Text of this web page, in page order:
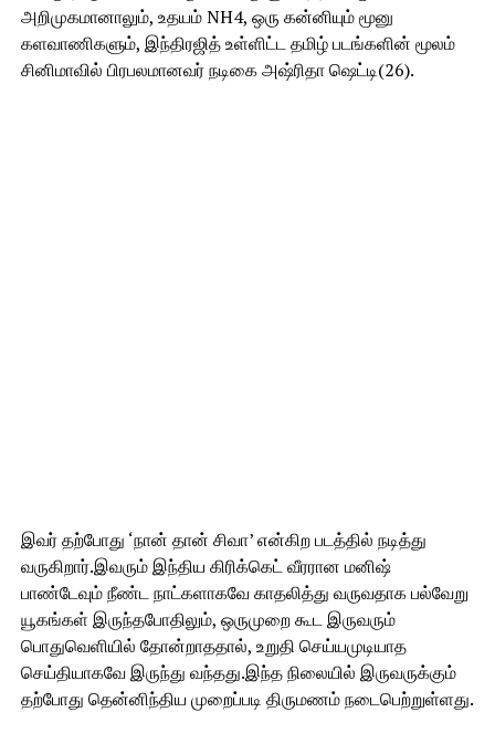
அறிமுகமானாலும், உதயம் NH4, ஒரு கன்னியும் மூனு
களவாணிகளும், இந்திரஜித் உள்ளிட்ட தமிழ் படங்களின் மூலம்
சினிமாவில் பிரபலமானவர் நடிகை அஷ்ரிதா ஷெட்டி(26).
இவர் தற்போது ‘நான் தான் சிவா’ என்கிற படத்தில் நடித்து
வருகிறார்.இவரும் இந்திய கிரிக்கெட் வீரரான மனிஷ்
பாண்டேவும் நீண்ட நாட்களாகவே காதலித்து வருவதாக பல்வேறு
யூகங்கள் இருந்தபோதிலும், ஒருமுறை கூட இருவரும்
பொதுவெளியில் தோன்றாததால், உறுதி செய்யமுடியாத
செய்தியாகவே இருந்து வந்தது.இந்த நிலையில் இருவருக்கும்
தற்போது தென்னிந்திய முறைப்படி திருமணம் நடைபெற்றுள்ளது.